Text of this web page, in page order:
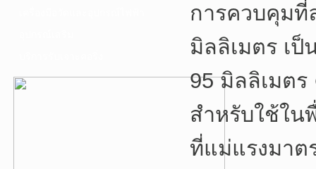
การควบคุมที่
มิลลิเมตร เป็
95 มิลลิเมตร
สำหรับใช้ใน
ที่แม่แรงมาต